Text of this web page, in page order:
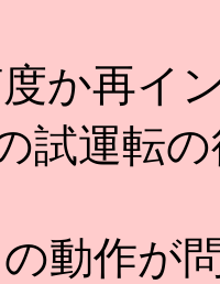
か再イ
試運転
動作が